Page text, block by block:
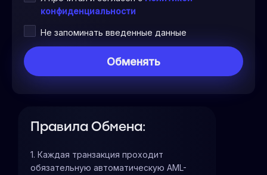
конфиденциальности
Не запоминать введенные данные
Правила Обмена:
1. Каждая транзакция проходит
обязательную автоматическую AML-